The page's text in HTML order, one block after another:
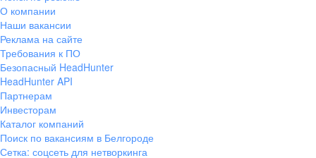
О компании
Наши вакансии
Реклама на сайте
Требования к ПО
Безопасный HeadHunter
HeadHunter API
Партнерам
Инвесторам
Каталог компаний
Поиск по вакансиям в Белгороде
Сетка: соцсеть для нетворкинга